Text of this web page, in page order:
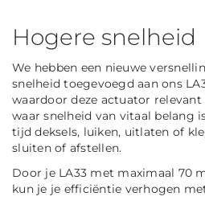
Hogere snelheid
We hebben een nieuwe
snelheid toegevoegd aan ons
waardoor deze actuator
waar snelheid van vitaal belang
tijd deksels, luiken, uitlaten of
sluiten of afstellen.
Door je LA33 met maximaal 70
kun je je efficiëntie verhogen